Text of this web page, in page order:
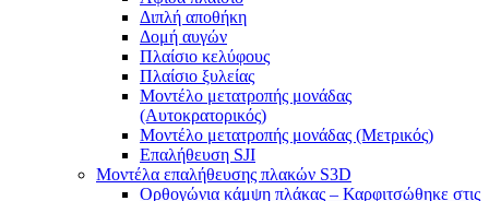
Διπλή αποθήκη
Δομή αυγών
Πλαίσιο κελύφους
Πλαίσιο ξυλείας
Μοντέλο μετατροπής μονάδας
(Αυτοκρατορικός)
Μοντέλο μετατροπής μονάδας (Μετρικός)
Επαλήθευση SJI
Μοντέλα επαλήθευσης πλακών S3D
Ορθογώνια κάμψη πλάκας – Καρφιτσώθηκε στις